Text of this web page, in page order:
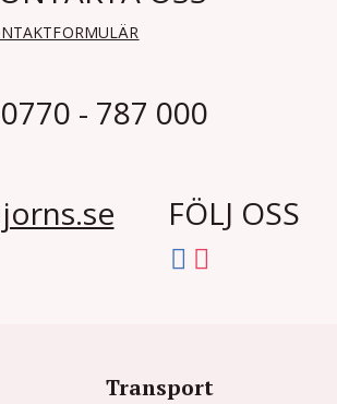
0770 - 787 000
FÖLJ OSS
Transport